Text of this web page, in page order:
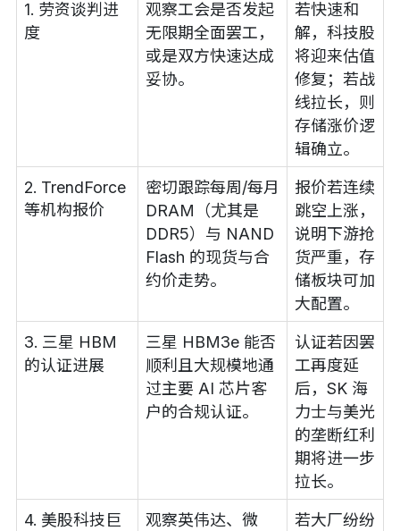
1. 劳资谈判进
度
观察工会是否发起
无限期全面罢工，
或是双方快速达成
妥协。
若快速和
解，科技股
将迎来估值
修复；若战
线拉长，则
存储涨价逻
辑确立。
2. TrendForce
等机构报价
密切跟踪每周/每月
DRAM（尤其是
DDR5）与 NAND
Flash 的现货与合
约价走势。
报价若连续
跳空上涨，
说明下游抢
货严重，存
储板块可加
大配置。
3. 三星 HBM
的认证进展
三星 HBM3e 能否
顺利且大规模地通
过主要 AI 芯片客
户的合规认证。
认证若因罢
工再度延
后，SK 海
力士与美光
的垄断红利
期将进一步
拉长。
4. 美股科技巨
观察英伟达、微
若大厂纷纷